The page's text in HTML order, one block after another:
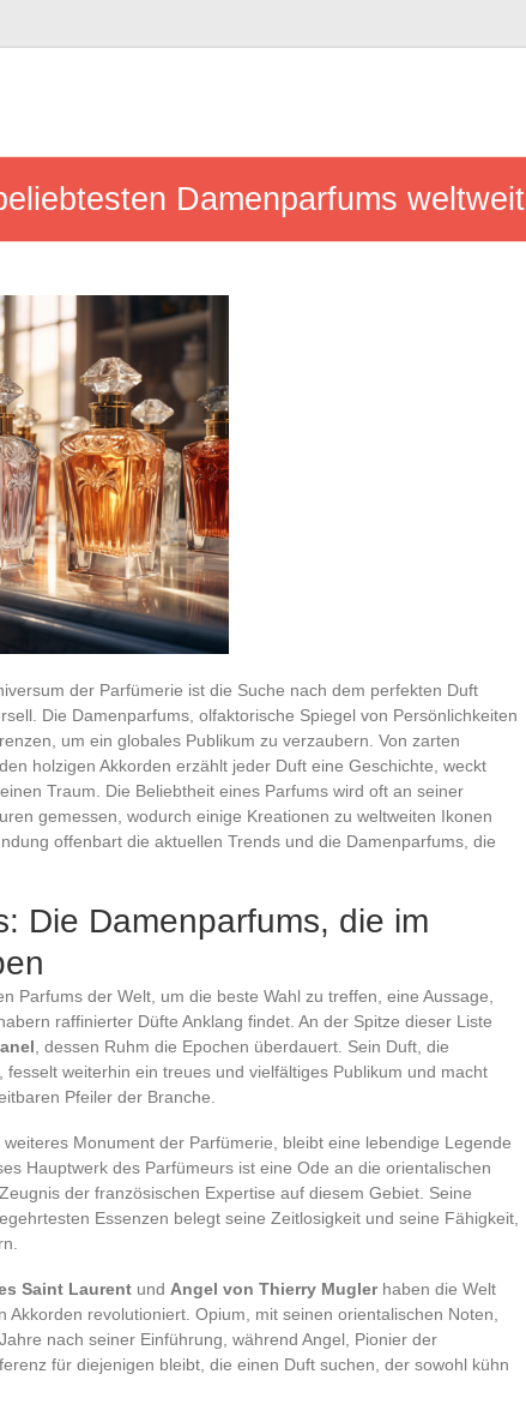
Damenparfums weltweit
der Parfümerie ist die Suche nach dem perfekten Duft
Die Damenparfums, olfaktorische Spiegel von Persönlichkeiten
um ein globales Publikum zu verzaubern. Von zarten
holzigen Akkorden erzählt jeder Duft eine Geschichte, weckt
Traum. Die Beliebtheit eines Parfums wird oft an seiner
gemessen, wodurch einige Kreationen zu weltweiten Ikonen
offenbart die aktuellen Trends und die Damenparfums, die
Die Damenparfums, die im
Parfums der Welt, um die beste Wahl zu treffen, eine Aussage,
raffinierter Düfte Anklang findet. An der Spitze dieser Liste
, dessen Ruhm die Epochen überdauert. Sein Duft, die
weiterhin ein treues und vielfältiges Publikum und macht
Pfeiler der Branche.
weiteres Monument der Parfümerie, bleibt eine lebendige Legende
Hauptwerk des Parfümeurs ist eine Ode an die orientalischen
der französischen Expertise auf diesem Gebiet. Seine
Essenzen belegt seine Zeitlosigkeit und seine Fähigkeit,
Saint Laurent und Angel von Thierry Muglerhaben die Welt
Akkorden revolutioniert. Opium, mit seinen orientalischen Noten,
nach seiner Einführung, während Angel, Pionier der
für diejenigen bleibt, die einen Duft suchen, der sowohl kühn